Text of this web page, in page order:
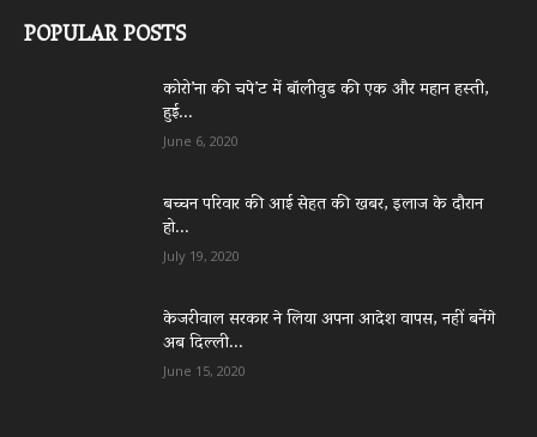
POPULAR POSTS
कोरो’ना की चपे’ट में बॉलीवुड की एक और महान हस्ती,
हुई...
June 6, 2020
बच्चन परिवार की आई सेहत की खबर, इलाज के दौरान
हो...
July 19, 2020
केजरीवाल सरकार ने लिया अपना आदेश वापस, नहीं बनेंगे
अब दिल्ली...
June 15, 2020